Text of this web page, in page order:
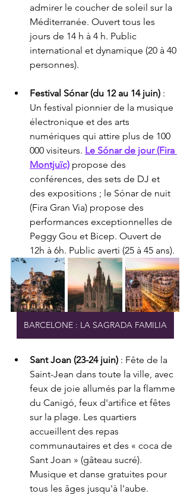
admirer le coucher de soleil sur la
Méditerranée. Ouvert tous les
jours de 14 h à 4 h. Public
international et dynamique (20 à 40
personnes).
Festival Sónar (du 12 au 14 juin) :
Un festival pionnier de la musique
électronique et des arts
numériques qui attire plus de 100
000 visiteurs. Le Sónar de jour (Fira
Montjuïc) propose des
conférences, des sets de DJ et
des expositions ; le Sónar de nuit
(Fira Gran Via) propose des
performances exceptionnelles de
Peggy Gou et Bicep. Ouvert de
12h à 6h. Public averti (25 à 45 ans).
BARCELONE : LA SAGRADA FAMILIA
Sant Joan (23-24 juin) : Fête de la
Saint-Jean dans toute la ville, avec
feux de joie allumés par la flamme
du Canigó, feux d'artifice et fêtes
sur la plage. Les quartiers
accueillent des repas
communautaires et des « coca de
Sant Joan » (gâteau sucré).
Musique et danse gratuites pour
tous les âges jusqu'à l'aube.